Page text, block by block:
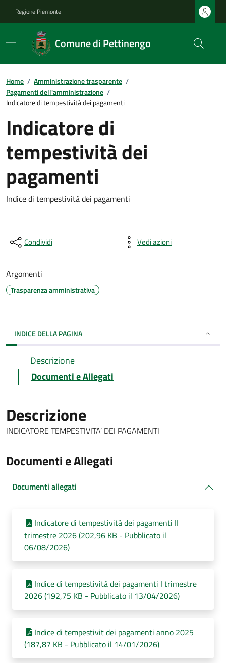
Regione Piemonte
Comune di Pettinengo
Home / Amministrazione trasparente /
Pagamenti dell'amministrazione /
Indicatore di tempestività dei pagamenti
Indicatore di
tempestività dei
pagamenti
Indice di tempestività dei pagamenti
Condividi Vedi azioni
Argomenti
Trasparenza amministrativa
INDICE DELLA PAGINA
Descrizione
Documenti e Allegati
Descrizione
INDICATORE TEMPESTIVITA’ DEI PAGAMENTI
Documenti e Allegati
Documenti allegati
Indicatore di tempestività dei pagamenti II
trimestre 2026 (202,96 KB - Pubblicato il
06/08/2026)
Indice di tempestività dei pagamenti I trimestre
2026 (192,75 KB - Pubblicato il 13/04/2026)
Indice di tempestivit dei pagamenti anno 2025
(187,87 KB - Pubblicato il 14/01/2026)